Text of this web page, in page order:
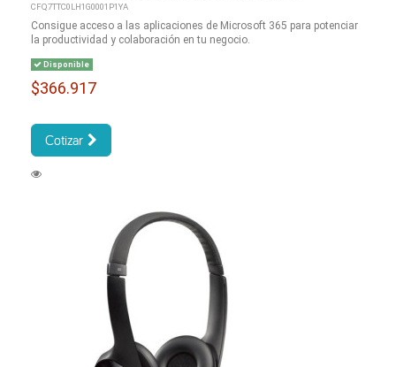
CFQ7TTC0LH1G0001P1YA
Consigue acceso a las aplicaciones de Microsoft 365 para potenciar
la productividad y colaboración en tu negocio.
Disponible
$366.917
Cotizar